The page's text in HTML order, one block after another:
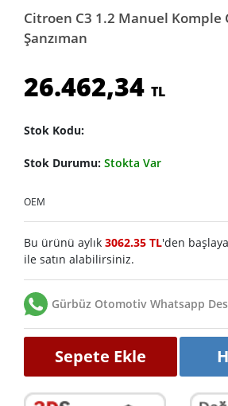
Citroen C3 1.2 Manuel Komple
Şanzıman
26.462,34 TL
Stok Kodu:
Stok Durumu: Stokta Var
OEM
Bu ürünü aylık 3062.35 TL'den
ile satın alabilirsiniz.
Gürbüz Otomotiv Whatsapp
Sepete Ekle